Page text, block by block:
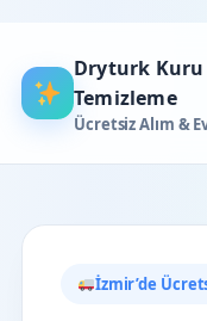
Dryturk Kuru
Temizleme
Ücretsiz Alım &
İzmir’de